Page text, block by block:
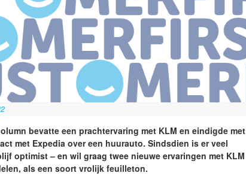
bevatte een prachtervaring met KLM en eindigde met
met Expedia over een huurauto. Sindsdien is er veel
optimist – en wil graag twee nieuwe ervaringen met KLM
als een soort vrolijk feuilleton.